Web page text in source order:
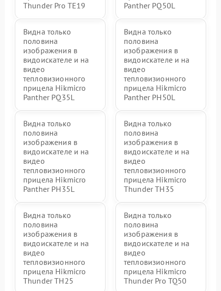
Thunder Pro TE19
Panther PQ50L
Видна только
половина
изображения в
видоискателе и на
видео
тепловизионного
прицела Hikmicro
Panther PQ35L
Видна только
половина
изображения в
видоискателе и на
видео
тепловизионного
прицела Hikmicro
Panther PH50L
Видна только
половина
изображения в
видоискателе и на
видео
тепловизионного
прицела Hikmicro
Panther PH35L
Видна только
половина
изображения в
видоискателе и на
видео
тепловизионного
прицела Hikmicro
Thunder TH35
Видна только
половина
изображения в
видоискателе и на
видео
тепловизионного
прицела Hikmicro
Thunder TH25
Видна только
половина
изображения в
видоискателе и на
видео
тепловизионного
прицела Hikmicro
Thunder Pro TQ50